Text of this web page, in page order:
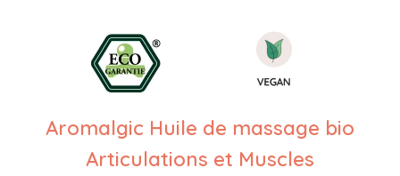
Aromalgic Huile de massage bio
Articulations et Muscles